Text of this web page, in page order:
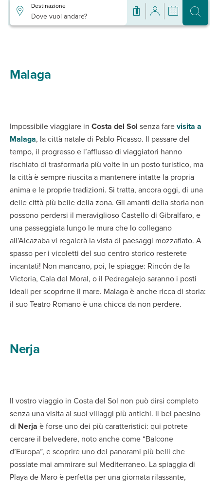
Destinazione
Dove vuoi andare?
Malaga
Impossibile viaggiare in Costa del Sol senza farevisita a
Malaga, la città natale di Pablo Picasso. Il passare del
tempo, il progresso e l’afflusso di viaggiatori hanno
rischiato di trasformarla più volte in un posto turistico, ma
la città è sempre riuscita a mantenere intatte la propria
anima e le proprie tradizioni. Si tratta, ancora oggi, di una
delle città più belle della zona. Gli amanti della storia non
possono perdersi il meraviglioso Castello di Gibralfaro, e
una passeggiata lungo le mura che lo collegano
all’Alcazaba vi regalerà la vista di paesaggi mozzafiato. A
spasso per i vicoletti del suo centro storico resterete
incantati! Non mancano, poi, le spiagge: Rincón de la
Victoria, Cala del Moral, o il Pedregalejo saranno i posti
ideali per scoprirne il mare. Malaga è anche ricca di storia:
il suo Teatro Romano è una chicca da non perdere.
Nerja
Il vostro viaggio in Costa del Sol non può dirsi completo
senza una visita ai suoi villaggi più antichi. Il bel paesino
di Nerja è forse uno dei più caratteristici: qui potrete
cercare il belvedere, noto anche come “Balcone
d’Europa”, e scoprire uno dei panorami più belli che
possiate mai ammirare sul Mediterraneo. La spiaggia di
Playa de Maro è perfetta per una giornata rilassante,